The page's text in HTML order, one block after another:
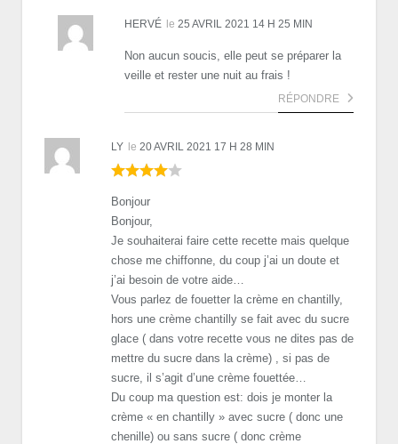
HERVÉ le 25 AVRIL 2021 14 H 25 MIN
Non aucun soucis, elle peut se préparer la
veille et rester une nuit au frais !
RÉPONDRE
LY le 20 AVRIL 2021 17 H 28 MIN
Bonjour
Bonjour,
Je souhaiterai faire cette recette mais quelque
chose me chiffonne, du coup j’ai un doute et
j’ai besoin de votre aide…
Vous parlez de fouetter la crème en chantilly,
hors une crème chantilly se fait avec du sucre
glace ( dans votre recette vous ne dites pas de
mettre du sucre dans la crème) , si pas de
sucre, il s’agit d’une crème fouettée…
Du coup ma question est: dois je monter la
crème « en chantilly » avec sucre ( donc une
chenille) ou sans sucre ( donc crème